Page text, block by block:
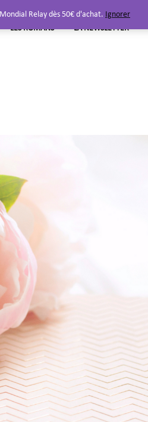
LES ROMANS LA NEWSLETTER
Relay dès 50€ d'achat. Ignorer